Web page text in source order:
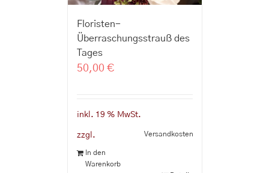
Floristen-
Überraschungsstrauß des
Tages
50,00 €
inkl. 19 % MwSt.
zzgl. Versandkosten
In den
Warenkorb